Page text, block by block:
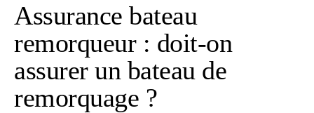
Assurance bateau
remorqueur : doit-on
assurer un bateau de
remorquage ?